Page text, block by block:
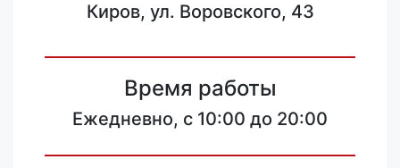
Киров, ул. Воровского, 43
Время работы
Ежедневно, с 10:00 до 20:00